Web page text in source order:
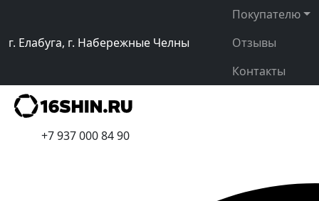
г. Елабуга, г. Набережные Челны
Покупателю
Отзывы
Контакты
+7 937 000 84 90